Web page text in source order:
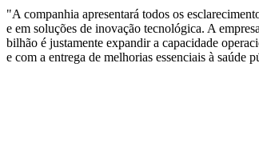
"A companhia apresentará todos os
e em soluções de inovação tecnológica. A
bilhão é justamente expandir a capacidade
e com a entrega de melhorias essenciais à saúde